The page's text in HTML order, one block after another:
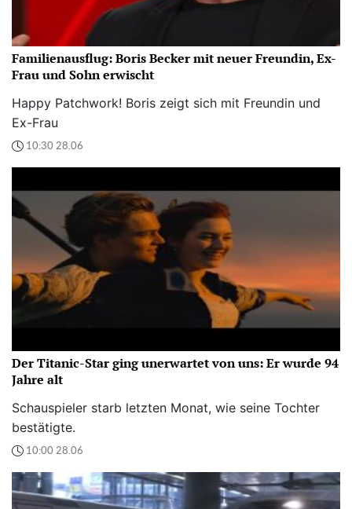
Familienausflug: Boris Becker mit neuer Freundin, Ex-
Frau und Sohn erwischt
Happy Patchwork! Boris zeigt sich mit Freundin und
Ex-Frau
10:30 28.06
Der Titanic-Star ging unerwartet von uns: Er wurde 94
Jahre alt
Schauspieler starb letzten Monat, wie seine Tochter
bestätigte.
10:00 28.06